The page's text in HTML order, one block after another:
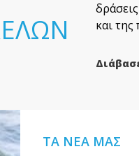
και
ΤΑ ΝΕΑ ΜΑΣ